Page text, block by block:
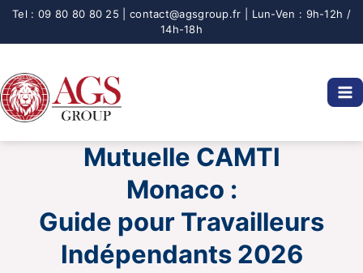
Aller
Mutuelle CAMTI
Monaco :
Guide pour Travailleurs
Indépendants 2026